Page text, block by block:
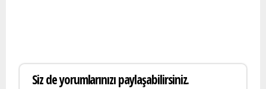
Siz de yorumlarınızı paylaşabilirsiniz.